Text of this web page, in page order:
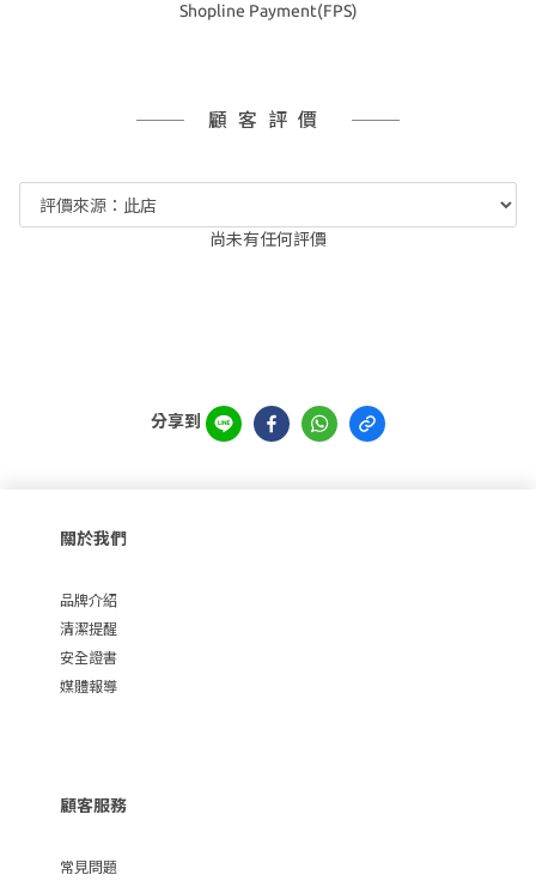
Shopline Payment(FPS)
顧客評價
尚未有任何評價
分享到
關於我們
品牌介紹
清潔提醒
安全證書
媒體報導
顧客服務
常見問題